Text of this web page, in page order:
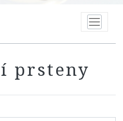
prsteny